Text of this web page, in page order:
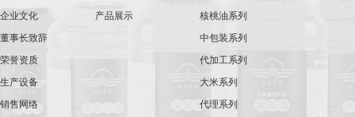
企业文化
董事长致辞
荣誉资质
生产设备
销售网络
产品展示
核桃油系列
中包装系列
代加工系列
大米系列
代理系列